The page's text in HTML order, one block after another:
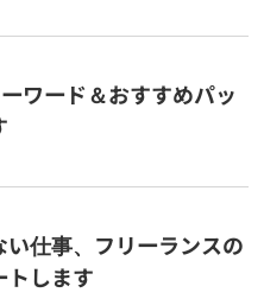
ワード＆おすすめパッ
仕事、フリーランスの
トします